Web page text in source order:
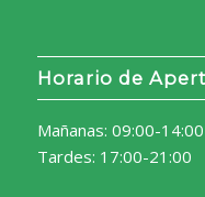
Horario de
Mañanas: 09:00-14:00
Tardes: 17:00-21:00